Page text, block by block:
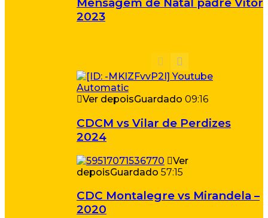
2023
Ver depoisGuardado 09:16
CDCM vs Vilar de Perdizes
2024
Ver
depoisGuardado 57:15
CDC Montalegre vs Mirandela –
2020